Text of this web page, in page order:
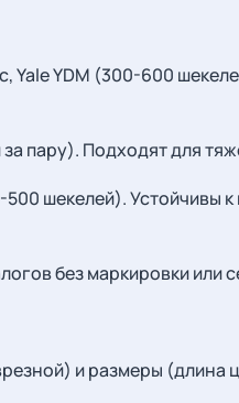
Yale YDM (300-600
пару). Подходят для
500 шекелей). Устойчивы
без маркировки или
и размеры (длина